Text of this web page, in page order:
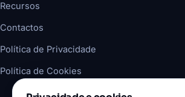
Recursos
Contactos
Política de Privacidade
Política de Cookies